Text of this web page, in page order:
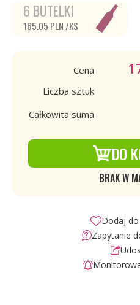
6 BUTELKI
165.05 PLN /KS
Cena
Liczba sztuk
Całkowita suma
DO
BRAK W
Dodaj
Zapytanie